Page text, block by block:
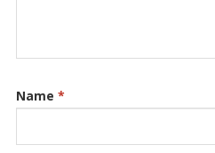
Name *